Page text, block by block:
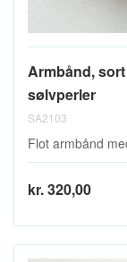
Armbånd,
sølvperler
SA2103
Flot armbånd
kr. 320,00